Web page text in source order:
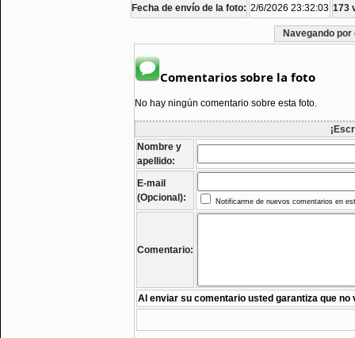
Fecha de envío de la foto: 2/6/2026 23:32:03 173
Navegando
Comentarios sobre la foto
No hay ningún comentario sobre esta foto.
Nombre y
apellido:
E-mail
(Opcional):
Notificarme de nuevos comentarios en
Comentario:
Al enviar su comentario usted garantiza que no